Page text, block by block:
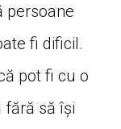
persoane
fi dificil.
pot fi cu o
fără să își